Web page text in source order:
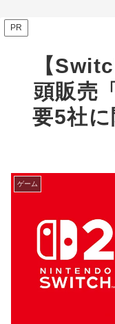
PR
【
頭販売
要5社
ゲーム